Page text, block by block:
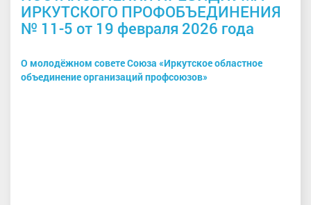
ИРКУТСКОГО ПРОФОБЪЕДИНЕНИЯ
№ 11-5 от 19 февраля 2026 года
О молодёжном совете Союза «Иркутское областное
объединение организаций профсоюзов»